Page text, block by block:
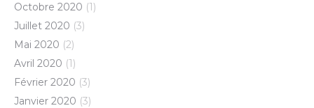
Octobre 2020 (1)
Juillet 2020 (3)
Mai 2020 (2)
Avril 2020 (1)
Février 2020 (3)
Janvier 2020 (3)